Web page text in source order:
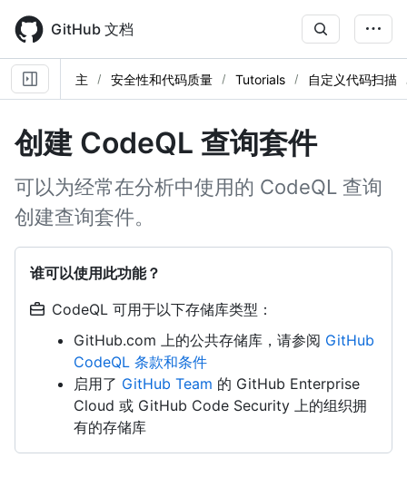
main
content
GitHub 文档
主 安全性和代码质量 Tutorials 自定义代码扫描
创建 CodeQL 查询套件
可以为经常在分析中使用的 CodeQL 查询
创建查询套件。
谁可以使用此功能？
CodeQL 可用于以下存储库类型：
GitHub.com 上的公共存储库，请参阅 GitHub
CodeQL 条款和条件
启用了 GitHub Team 的 GitHub Enterprise
Cloud 或 GitHub Code Security 上的组织拥
有的存储库